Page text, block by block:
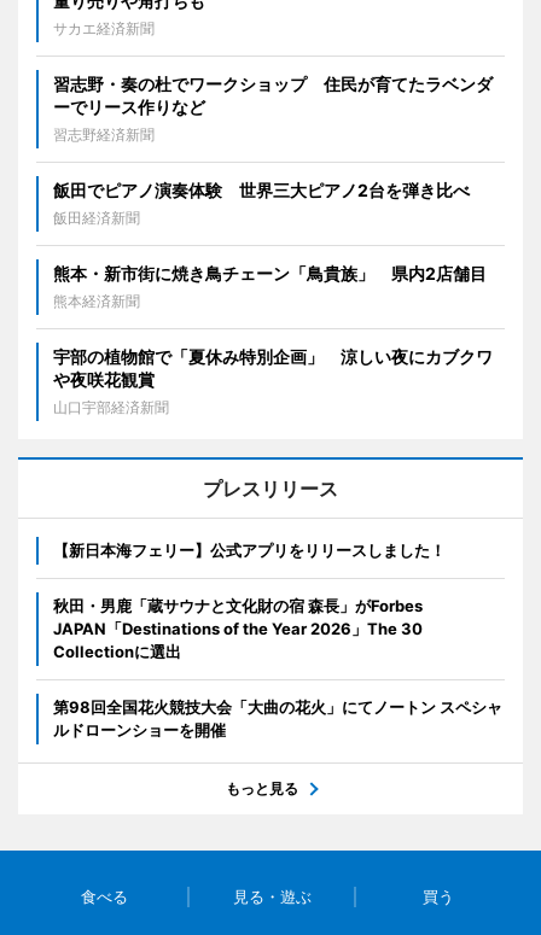
サカエ経済新聞
習志野・奏の杜でワークショップ 住民が育てたラベンダ
ーでリース作りなど
習志野経済新聞
飯田でピアノ演奏体験 世界三大ピアノ2台を弾き比べ
飯田経済新聞
熊本・新市街に焼き鳥チェーン「鳥貴族」 県内2店舗目
熊本経済新聞
宇部の植物館で「夏休み特別企画」 涼しい夜にカブクワ
や夜咲花観賞
山口宇部経済新聞
プレスリリース
【新日本海フェリー】公式アプリをリリースしました！
秋田・男鹿「蔵サウナと文化財の宿 森長」がForbes
JAPAN「Destinations of the Year 2026」The 30
Collectionに選出
第98回全国花火競技大会「大曲の花火」にてノートン スペシャ
ルドローンショーを開催
もっと見る
食べる 見る・遊ぶ 買う